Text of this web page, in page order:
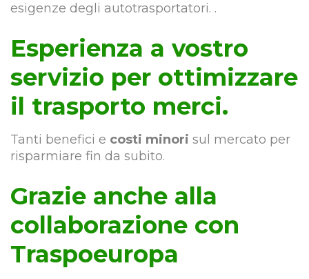
esigenze degli autotrasportatori. .
Esperienza a vostro
servizio per ottimizzare
il trasporto merci.
Tanti benefici e costi minori sul mercato per
risparmiare fin da subito.
Grazie anche alla
collaborazione con
Traspoeuropa